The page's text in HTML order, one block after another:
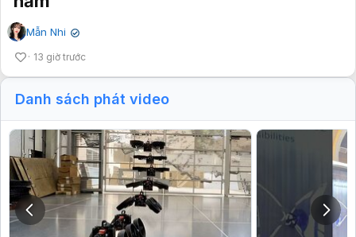
Mẫn Nhi ✔
13 giờ trước
Danh sách phát video